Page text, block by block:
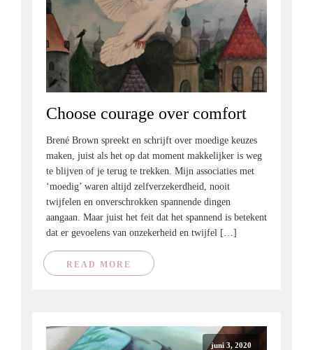
Choose courage over comfort
Brené Brown spreekt en schrijft over moedige keuzes
maken, juist als het op dat moment makkelijker is weg
te blijven of je terug te trekken. Mijn associaties met
‘moedig’ waren altijd zelfverzekerdheid, nooit
twijfelen en onverschrokken spannende dingen
aangaan. Maar juist het feit dat het spannend is betekent
dat er gevoelens van onzekerheid en twijfel […]
READ MORE
juni 3, 2020